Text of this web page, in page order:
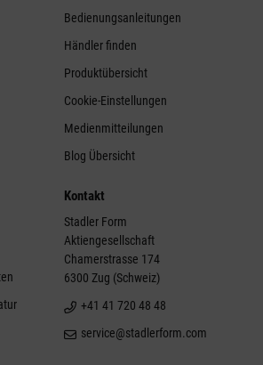
Bedienungsanleitungen
Händler finden
Produktübersicht
Cookie-Einstellungen
Medienmitteilungen
Blog Übersicht
Kontakt
Stadler Form
Aktiengesellschaft
Chamerstrasse 174
6300 Zug (Schweiz)
+41 41 720 48 48
service@stadlerform.com